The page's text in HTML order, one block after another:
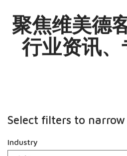
聚焦维美德
行业资讯
Select filters to
Industry